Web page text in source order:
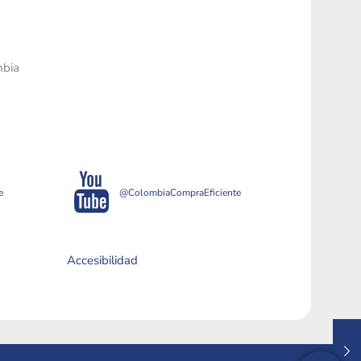
@ColombiaCompraEficiente
Accesibilidad